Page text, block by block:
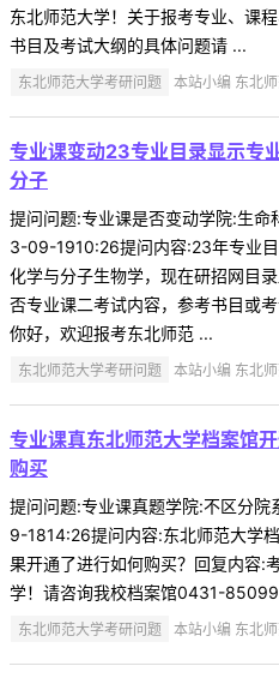
东北师范大学！关于报考专业、课
书目及考试大纲的具体问题请 ...
东北师范大学考研问题 本站小编 东北
专业课变动23专业目录显示专
分子
提问问题:专业课是否变动学院:生
3-09-1910:26提问内容:23年专业
化学与分子生物学，现在研招网目
否专业课二考试内容，参考书目或
你好，欢迎报考东北师范 ...
东北师范大学考研问题 本站小编 东北
专业课真东北师范大学档案馆
购买
提问问题:专业课真题学院:不区分
9-1814:26提问内容:东北师范大学
果开通了进行如何购买？回复内容:
学！请咨询我校档案馆0431-
东北师范大学考研问题 本站小编 东北